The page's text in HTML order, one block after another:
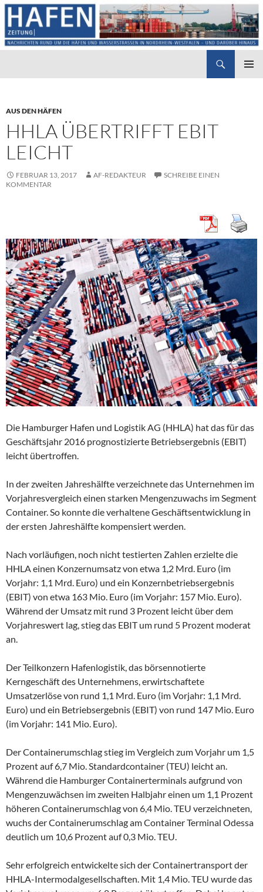
AUS DEN HÄFEN
HHLA ÜBERTRIFFT EBIT
LEICHT
FEBRUAR 13, 2017 AF-REDAKTEUR
SCHREIBE EINEN
KOMMENTAR
Die Hamburger Hafen und Logistik AG (HHLA) hat das für das
Geschäftsjahr 2016 prognostizierte Betriebsergebnis (EBIT)
leicht übertroffen.
In der zweiten Jahreshälfte verzeichnete das Unternehmen im
Vorjahresvergleich einen starken Mengenzuwachs im Segment
Container. So konnte die verhaltene Geschäftsentwicklung in
der ersten Jahreshälfte kompensiert werden.
Nach vorläufigen, noch nicht testierten Zahlen erzielte die
HHLA einen Konzernumsatz von etwa 1,2 Mrd. Euro (im
Vorjahr: 1,1 Mrd. Euro) und ein Konzernbetriebsergebnis
(EBIT) von etwa 163 Mio. Euro (im Vorjahr: 157 Mio. Euro).
Während der Umsatz mit rund 3 Prozent leicht über dem
Vorjahreswert lag, stieg das EBIT um rund 5 Prozent moderat
an.
Der Teilkonzern Hafenlogistik, das börsennotierte
Kerngeschäft des Unternehmens, erwirtschaftete
Umsatzerlöse von rund 1,1 Mrd. Euro (im Vorjahr: 1,1 Mrd.
Euro) und ein Betriebsergebnis (EBIT) von rund 147 Mio. Euro
(im Vorjahr: 141 Mio. Euro).
Der Containerumschlag stieg im Vergleich zum Vorjahr um 1,5
Prozent auf 6,7 Mio. Standardcontainer (TEU) leicht an.
Während die Hamburger Containerterminals aufgrund von
Mengenzuwächsen im zweiten Halbjahr einen um 1,1 Prozent
höheren Containerumschlag von 6,4 Mio. TEU verzeichneten,
wuchs der Containerumschlag am Container Terminal Odessa
deutlich um 10,6 Prozent auf 0,3 Mio. TEU.
Sehr erfolgreich entwickelte sich der Containertransport der
HHLA-Intermodalgesellschaften. Mit 1,4 Mio. TEU wurde das